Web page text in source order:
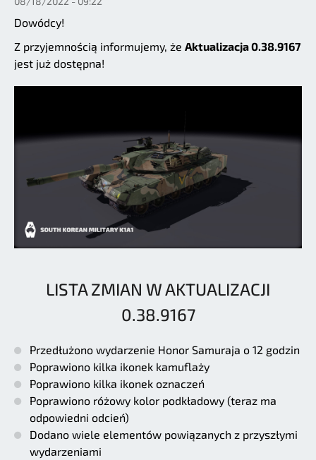
Dowódcy!
Z przyjemnością informujemy, że Aktualizacja 0.38.9167
jest już dostępna!
LISTA ZMIAN W AKTUALIZACJI
0.38.9167
Przedłużono wydarzenie Honor Samuraja o 12 godzin
Poprawiono kilka ikonek kamuflaży
Poprawiono kilka ikonek oznaczeń
Poprawiono różowy kolor podkładowy (teraz ma
odpowiedni odcień)
Dodano wiele elementów powiązanych z przyszłymi
wydarzeniami